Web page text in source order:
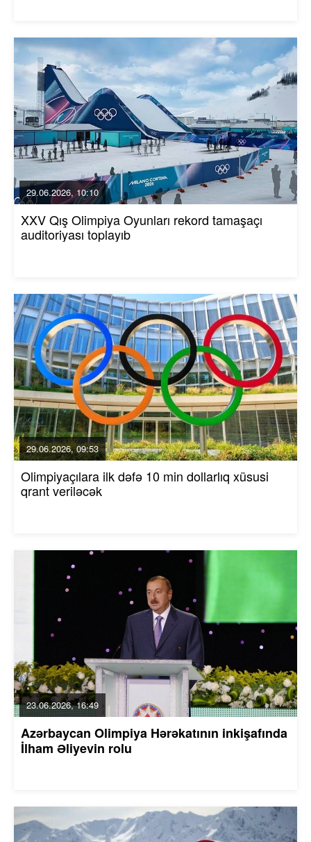
29.06.2026, 10:10
XXV Qış Olimpiya Oyunları rekord tamaşaçı
auditoriyası toplayıb
29.06.2026, 09:53
Olimpiyaçılara ilk dəfə 10 min dollarlıq xüsusi
qrant veriləcək
23.06.2026, 16:49
Azərbaycan Olimpiya Hərəkatının inkişafında
İlham Əliyevin rolu